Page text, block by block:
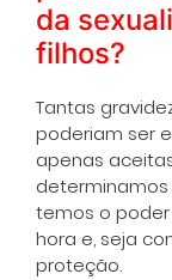
da
filhos?
Tantas
poderiam ser
apenas
determinamos
temos o
hora e, seja
proteção.